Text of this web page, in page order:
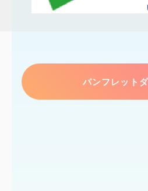
パンフレット